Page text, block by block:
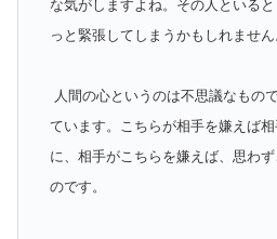
な気がしますよね。その人といる
っと緊張してしまうかもしれません
人間の心というのは不思議なもの
ています。こちらが相手を嫌えば
に、相手がこちらを嫌えば、思わ
のです。